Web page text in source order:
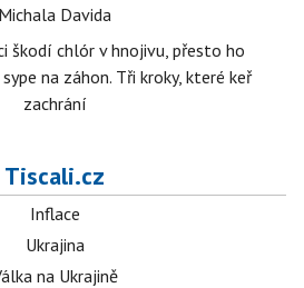
Michala Davida
škodí chlór v hnojivu, přesto ho
na záhon. Tři kroky, které keř
zachrání
Tiscali.cz
Inflace
Ukrajina
na Ukrajině